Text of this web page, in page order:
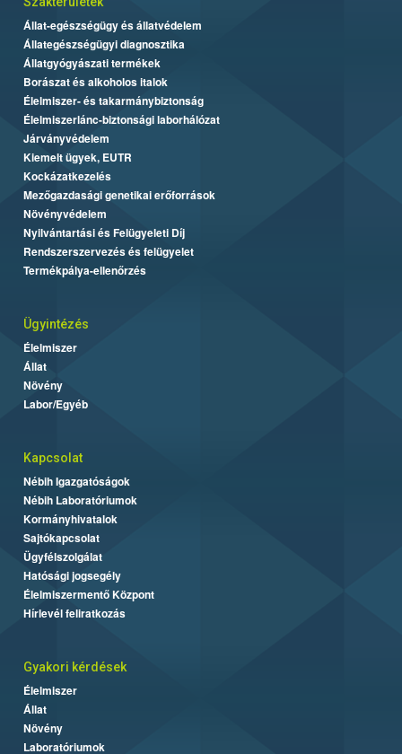
Állat-egészségügy és állatvédelem
Állategészségügyi diagnosztika
Állatgyógyászati termékek
Borászat és alkoholos italok
Élelmiszer- és takarmánybiztonság
Élelmiszerlánc-biztonsági laborhálózat
Járványvédelem
Kiemelt ügyek, EUTR
Kockázatkezelés
Mezőgazdasági genetikai erőforrások
Növényvédelem
Nyilvántartási és Felügyeleti Díj
Rendszerszervezés és felügyelet
Termékpálya-ellenőrzés
Ügyintézés
Élelmiszer
Állat
Növény
Labor/Egyéb
Kapcsolat
Nébih Igazgatóságok
Nébih Laboratóriumok
Kormányhivatalok
Sajtókapcsolat
Ügyfélszolgálat
Hatósági jogsegély
Élelmiszermentő Központ
Hírlevél feliratkozás
Gyakori kérdések
Élelmiszer
Állat
Növény
Laboratóriumok